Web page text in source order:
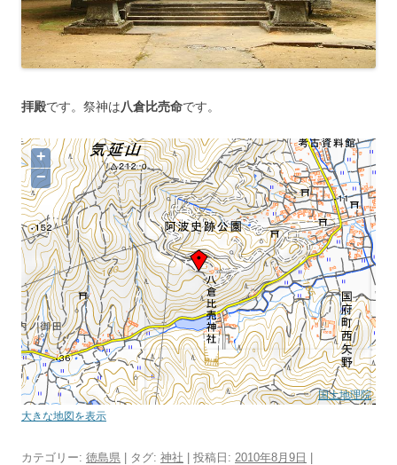
拝殿です。祭神は八倉比売命です。
+
−
国土地理院
大きな地図を表示
カテゴリー: 徳島県 | タグ: 神社 | 投稿日: 2010年8月9日